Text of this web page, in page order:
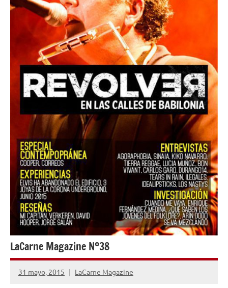
LaCarne Magazine Nº38
31 mayo, 2015 LaCarne Magazine
No